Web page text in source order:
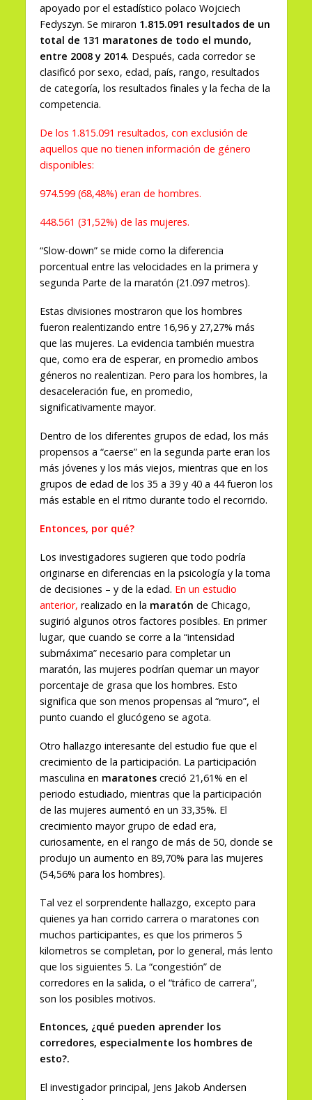
apoyado por el estadístico polaco Wojciech
Fedyszyn. Se miraron 1.815.091 resultados de un
total de 131 maratones de todo el mundo,
entre 2008 y 2014. Después, cada corredor se
clasificó por sexo, edad, país, rango, resultados
de categoría, los resultados finales y la fecha de la
competencia.
De los 1.815.091 resultados, con exclusión de
aquellos que no tienen información de género
disponibles:
974.599 (68,48%) eran de hombres.
448.561 (31,52%) de las mujeres.
“Slow-down” se mide como la diferencia
porcentual entre las velocidades en la primera y
segunda Parte de la maratón (21.097 metros).
Estas divisiones mostraron que los hombres
fueron realentizando entre 16,96 y 27,27% más
que las mujeres. La evidencia también muestra
que, como era de esperar, en promedio ambos
géneros no realentizan. Pero para los hombres, la
desaceleración fue, en promedio,
significativamente mayor.
Dentro de los diferentes grupos de edad, los más
propensos a “caerse” en la segunda parte eran los
más jóvenes y los más viejos, mientras que en los
grupos de edad de los 35 a 39 y 40 a 44 fueron los
más estable en el ritmo durante todo el recorrido.
Entonces, por qué?
Los investigadores sugieren que todo podría
originarse en diferencias en la psicología y la toma
de decisiones – y de la edad. En un estudio
anterior, realizado en la maratón de Chicago,
sugirió algunos otros factores posibles. En primer
lugar, que cuando se corre a la “intensidad
submáxima” necesario para completar un
maratón, las mujeres podrían quemar un mayor
porcentaje de grasa que los hombres. Esto
significa que son menos propensas al “muro”, el
punto cuando el glucógeno se agota.
Otro hallazgo interesante del estudio fue que el
crecimiento de la participación. La participación
masculina en maratonescreció 21,61% en el
periodo estudiado, mientras que la participación
de las mujeres aumentó en un 33,35%. El
crecimiento mayor grupo de edad era,
curiosamente, en el rango de más de 50, donde se
produjo un aumento en 89,70% para las mujeres
(54,56% para los hombres).
Tal vez el sorprendente hallazgo, excepto para
quienes ya han corrido carrera o maratones con
muchos participantes, es que los primeros 5
kilometros se completan, por lo general, más lento
que los siguientes 5. La “congestión” de
corredores en la salida, o el “tráfico de carrera”,
son los posibles motivos.
Entonces, ¿qué pueden aprender los
corredores, especialmente los hombres de
esto?.
El investigador principal, Jens Jakob Andersen